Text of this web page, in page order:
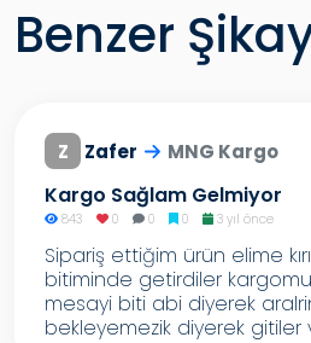
Benzer
Z Zafer MNG Kargo
Kargo Sağlam Gelmiyor
843 0 0 0 3 yıl önce
Sipariş ettiğim ürün elime
bitiminde getirdiler
mesayi biti abi diyerek
bekleyemezik diyerek gitiler